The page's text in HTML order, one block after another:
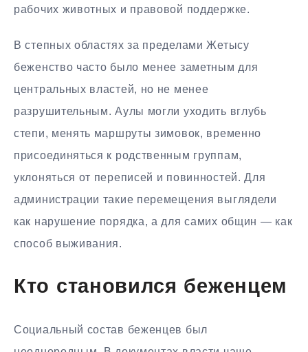
рабочих животных и правовой поддержке.
В степных областях за пределами Жетысу
беженство часто было менее заметным для
центральных властей, но не менее
разрушительным. Аулы могли уходить вглубь
степи, менять маршруты зимовок, временно
присоединяться к родственным группам,
уклоняться от переписей и повинностей. Для
администрации такие перемещения выглядели
как нарушение порядка, а для самих общин — как
способ выживания.
Кто становился беженцем
Социальный состав беженцев был